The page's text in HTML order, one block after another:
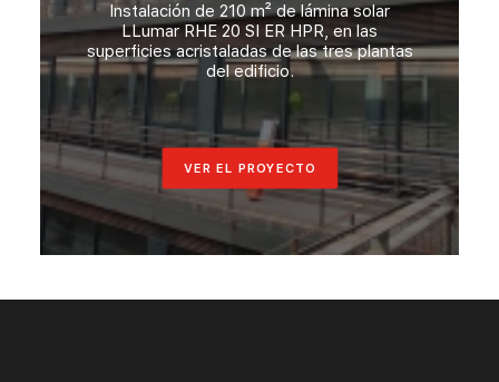
Instalación de 210 m² de lámina solar
LLumar RHE 20 SI ER HPR, en las
superficies acristaladas de las tres plantas
del edificio.
VER EL PROYECTO